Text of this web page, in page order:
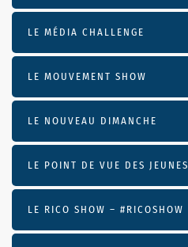
LE MÉDIA CHALLENGE
LE MOUVEMENT SHOW
LE NOUVEAU DIMANCHE
LE POINT DE VUE DES JEUNES
LE RICO SHOW – #RICOSHOW